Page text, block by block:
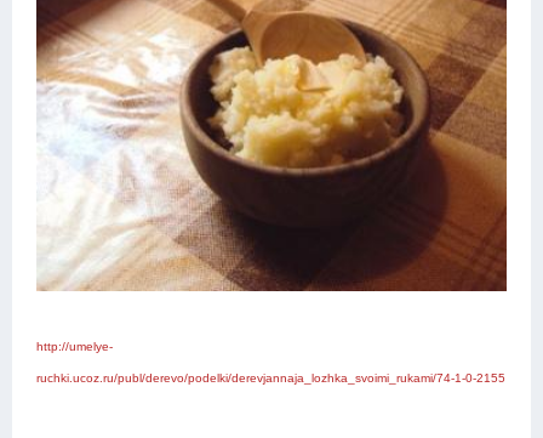
http://umelye-
ruchki.ucoz.ru/publ/derevo/podelki/derevjannaja_lozhka_svoimi_rukami/74-1-0-2155